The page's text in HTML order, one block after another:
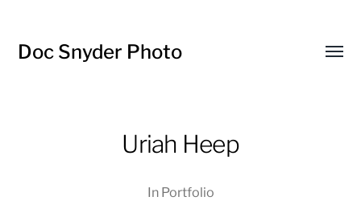
Doc Snyder Photo
Menü
Uriah Heep
In Portfolio